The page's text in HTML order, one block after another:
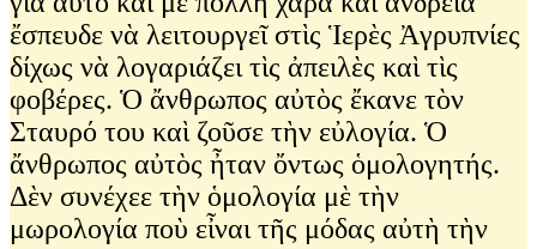
ἔσπευδε νὰ λειτουργεῖ στὶς Ἱερὲς Ἀγρυπνίες
δίχως νὰ λογαριάζει τὶς ἀπειλὲς καὶ τὶς
φοβέρες. Ὁ ἄνθρωπος αὐτὸς ἔκανε τὸν
Σταυρό του καὶ ζοῦσε τὴν εὐλογία. Ὁ
ἄνθρωπος αὐτὸς ἦταν ὄντως ὁμολογητής.
Δὲν συνέχεε τὴν ὁμολογία μὲ τὴν
μωρολογία ποὺ εἶναι τῆς μόδας αὐτὴ τὴν